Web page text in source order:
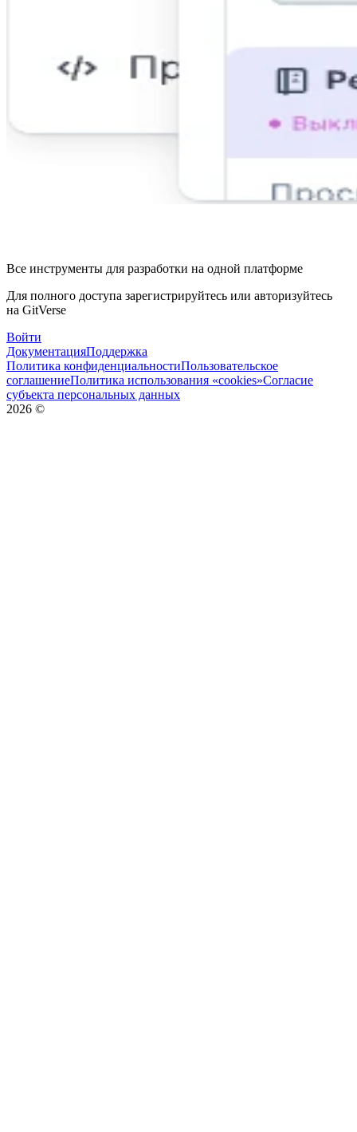
Все инструменты для разработки на одной платформе
Для полного доступа зарегистрируйтесь или авторизуйтесь
на GitVerse
Войти
ДокументацияПоддержка
Политика конфиденциальностиПользовательское
соглашениеПолитика использования «cookies»Согласие
субъекта персональных данных
2026 ©